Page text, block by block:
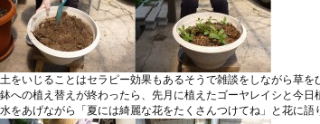
土をいじることはセラピー効果もあるそうで雑談をしながら草
鉢への植え替えが終わったら、先月に植えたゴーヤレイシと今日
水をあげながら「夏には綺麗な花をたくさんつけてね」と花に